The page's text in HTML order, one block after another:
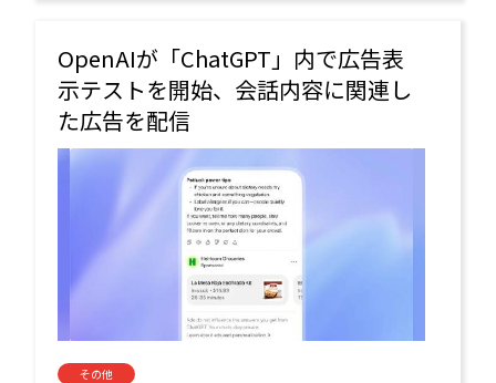
OpenAIが「ChatGPT」内で広告表
示テストを開始、会話内容に関連し
た広告を配信
その他